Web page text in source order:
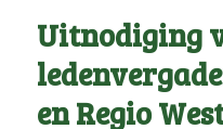
Uitnodiging
en Regio